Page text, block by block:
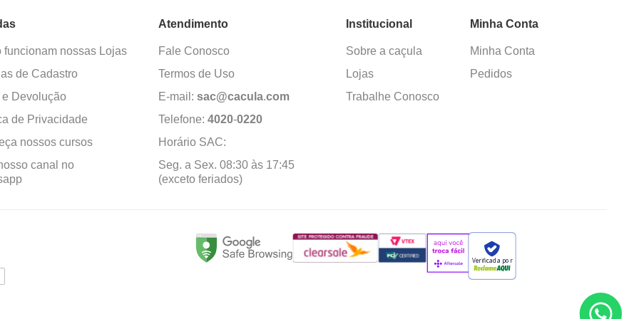
funcionam nossas Lojas
de Cadastro
e Devolução
de Privacidade
nossos cursos
canal no
Atendimento
Fale Conosco
Termos de Uso
E-mail: sac@cacula.com
Telefone: 4020-0220
Horário SAC:
Seg. a Sex. 08:30 às 17:45
(exceto feriados)
Institucional
Sobre a caçula
Lojas
Trabalhe Conosco
Minha Conta
Minha Conta
Pedidos
Verificada por